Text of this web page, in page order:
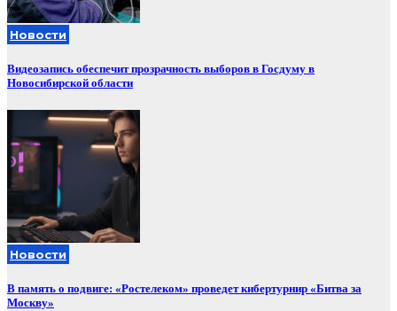
Новости
Видеозапись обеспечит прозрачность выборов в Госдуму в
Новосибирской области
Новости
В память о подвиге: «Ростелеком» проведет кибертурнир «Битва за
Москву»